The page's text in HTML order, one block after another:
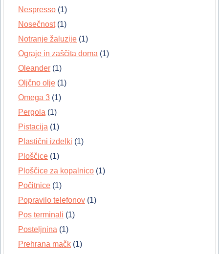
Nespresso (1)
Nosečnost(1)
Notranje žaluzije (1)
Ograje in zaščita doma (1)
Oleander (1)
Oljčno olje (1)
Omega 3 (1)
Pergola (1)
Pistacija (1)
Plastični izdelki (1)
Ploščice (1)
Ploščice za kopalnico (1)
Počitnice (1)
Popravilo telefonov (1)
Pos terminali (1)
Posteljnina (1)
Prehrana mačk (1)